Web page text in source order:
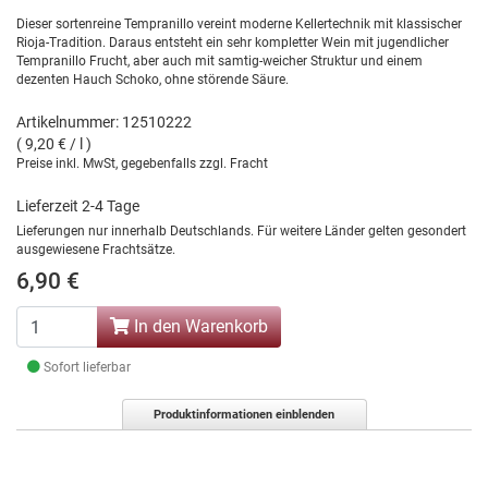
Dieser sortenreine Tempranillo vereint moderne Kellertechnik mit klassischer
Rioja-Tradition. Daraus entsteht ein sehr kompletter Wein mit jugendlicher
Tempranillo Frucht, aber auch mit samtig-weicher Struktur und einem
dezenten Hauch Schoko, ohne störende Säure.
Artikelnummer: 12510222
( 9,20 € / l )
Preise inkl. MwSt, gegebenfalls zzgl. Fracht
Lieferzeit 2-4 Tage
Lieferungen nur innerhalb Deutschlands. Für weitere Länder gelten gesondert
ausgewiesene Frachtsätze.
6,90 €
In den Warenkorb
Sofort lieferbar
Produktinformationen einblenden